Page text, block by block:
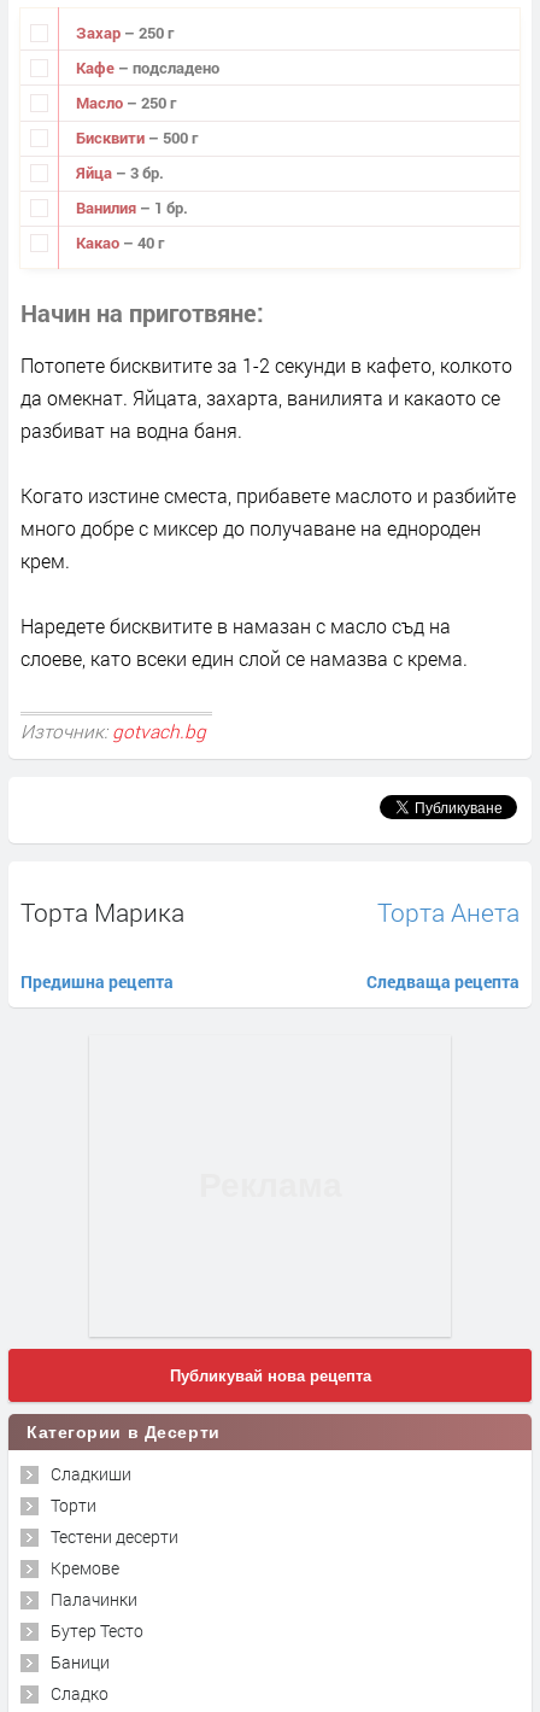
Захар – 250 г
Кафе – подсладено
Масло – 250 г
Бисквити – 500 г
Яйца – 3 бр.
Ванилия – 1 бр.
Какао – 40 г
Начин на приготвяне
Потопете бисквитите за 1-2 секунди в кафето, колкото
да омекнат. Яйцата, захарта, ванилията и какаото се
разбиват на водна баня.
Когато изстине сместа, прибавете маслото и разбийте
много добре с миксер до получаване на еднороден
крем.
Наредете бисквитите в намазан с масло съд на
слоеве, като всеки един слой се намазва с крема.
Източник: gotvach.bg
Торта Марика
Предишна рецепта
Торта Анета
Следваща рецепта
Публикувай нова рецепта
Категории в Десерти
Сладкиши
Торти
Тестени десерти
Кремове
Палачинки
Бутер Тесто
Баници
Сладко